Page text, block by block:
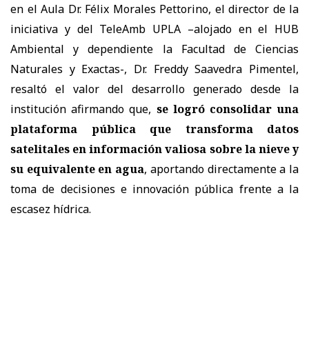
en el Aula Dr. Félix Morales Pettorino, el director de la
iniciativa y del TeleAmb UPLA –alojado en el HUB
Ambiental y dependiente la Facultad de Ciencias
Naturales y Exactas-, Dr. Freddy Saavedra Pimentel,
resaltó el valor del desarrollo generado desde la
institución afirmando que, se logró consolidar una
plataforma pública que transforma datos
satelitales en información valiosa sobre la nieve y
su equivalente en agua, aportando directamente a la
toma de decisiones e innovación pública frente a la
escasez hídrica.